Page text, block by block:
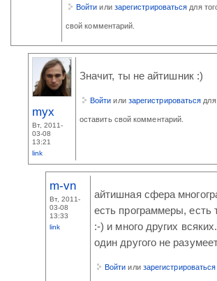
Войти или зарегистрироваться для
свой комментарий.
myx
Вт, 2011-
03-08
13:21
link
Значит, ты не айтишник :)
Войти или зарегистрироваться
оставить свой комментарий.
m-vn
Вт, 2011-
03-08
13:33
link
айтишная сфера
есть программеры, есть
:-) и много других
один другого не
Войти или зарегистрироваться